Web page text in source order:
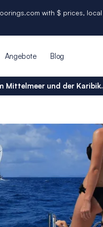
with $ prices, local
Angebote Blog
Mittelmeer und der Karibik.